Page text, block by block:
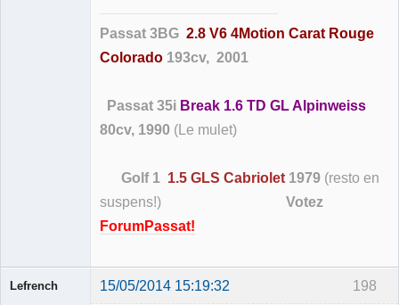
Passat 3BG 2.8 V6 4Motion Carat Rouge
Colorado 193cv, 2001
Passat 35i Break 1.6 TD GL Alpinweiss
80cv, 1990 (Le mulet)
Golf 1 1.5 GLS Cabriolet 1979 (resto en
suspens!) Votez
ForumPassat!
198
Lefrench 15/05/2014 15:19:32